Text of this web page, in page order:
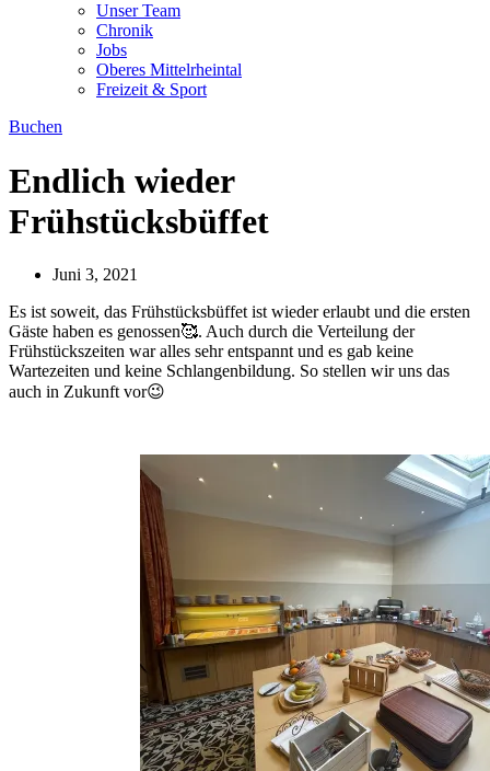
Unser Team
Chronik
Jobs
Oberes Mittelrheintal
Freizeit & Sport
Buchen
Endlich wieder
Frühstücksbüffet
Juni 3, 2021
Es ist soweit, das Frühstücksbüffet ist wieder erlaubt und die ersten
Gäste haben es genossen🥰. Auch durch die Verteilung der
Frühstückszeiten war alles sehr entspannt und es gab keine
Wartezeiten und keine Schlangenbildung. So stellen wir uns das
auch in Zukunft vor😉